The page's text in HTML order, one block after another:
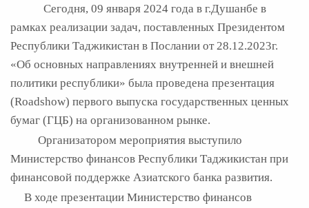
Сегодня, 09 января 2024 года в г.Душанбе в
рамках реализации задач, поставленных Президентом
Республики Таджикистан в Послании от 28.12.2023г.
«Об основных направлениях внутренней и внешней
политики республики» была проведена презентация
(Roadshow) первого выпуска государственных ценных
бумаг (ГЦБ) на организованном рынке.
Организатором мероприятия выступило
Министерство финансов Республики Таджикистан при
финансовой поддержке Азиатского банка развития.
В ходе презентации Министерство финансов